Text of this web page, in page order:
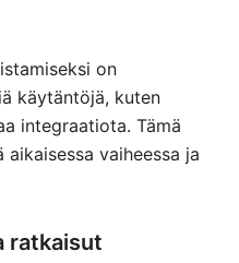
on
käytäntöjä, kuten
integraatiota. Tämä
vaiheessa ja
ratkaisut